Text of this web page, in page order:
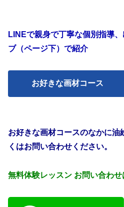
LINEで親身で丁寧な個別指導
ブ（ページ下）で紹介
お好きな画材コース
お好きな画材コースのなかに油
くはお問い合わせください。
無料体験レッスン お問い合わ